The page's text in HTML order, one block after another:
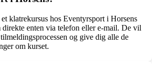
klatrekursus hos Eventyrsport i Horsens
direkte enten via telefon eller e-mail. De vil
og give dig alle de
om kurset.